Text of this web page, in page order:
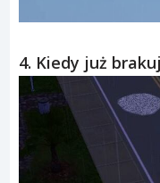
4. Kiedy już